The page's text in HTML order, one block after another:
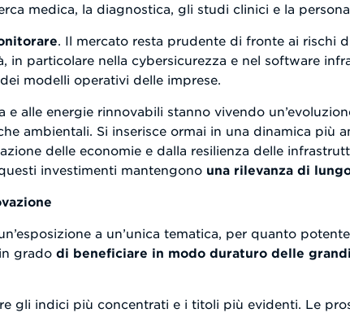
medica, la diagnostica, gli studi clinici e la
. Il mercato resta prudente di fronte ai rischi
in particolare nella cybersicurezza e nel software
modelli operativi delle imprese.
e alle energie rinnovabili stanno vivendo
ambientali. Si inserisce ormai in una dinamica più
delle economie e dalla resilienza delle
investimenti mantengono una rilevanza di
a un’unica tematica, per quanto
in gradodi beneficiare in modo duraturo delle
gli indici più concentrati e i titoli più evidenti. Le